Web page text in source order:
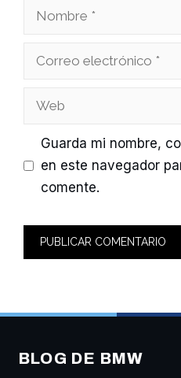
Nombre
Correo
Web
Guarda mi nombre,
en este navegador
comente.
BLOG DE BMW